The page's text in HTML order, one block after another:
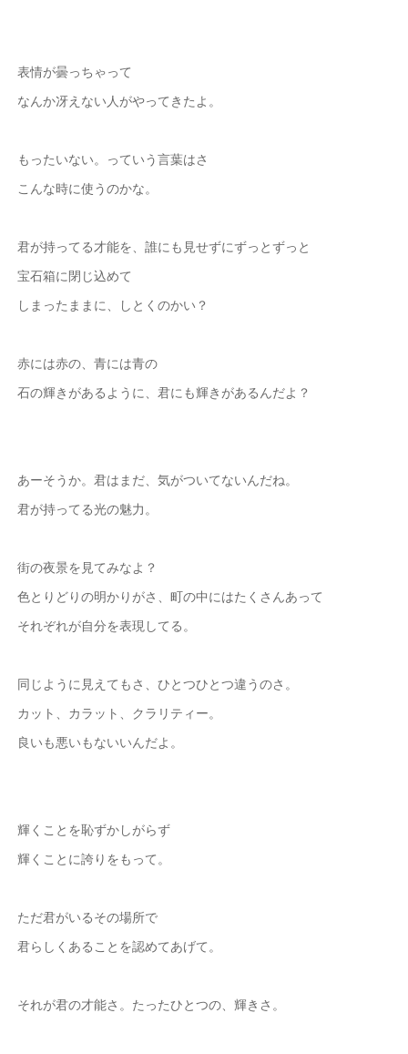
表情が曇っちゃって
なんか冴えない人がやってきたよ。
もったいない。っていう言葉はさ
こんな時に使うのかな。
君が持ってる才能を、誰にも見せずにずっとずっと
宝石箱に閉じ込めて
しまったままに、しとくのかい？
赤には赤の、青には青の
石の輝きがあるように、君にも輝きがあるんだよ？
あーそうか。君はまだ、気がついてないんだね。
君が持ってる光の魅力。
街の夜景を見てみなよ？
色とりどりの明かりがさ、町の中にはたくさんあって
それぞれが自分を表現してる。
同じように見えてもさ、ひとつひとつ違うのさ。
カット、カラット、クラリティー。
良いも悪いもないいんだよ。
輝くことを恥ずかしがらず
輝くことに誇りをもって。
ただ君がいるその場所で
君らしくあることを認めてあげて。
それが君の才能さ。たったひとつの、輝きさ。